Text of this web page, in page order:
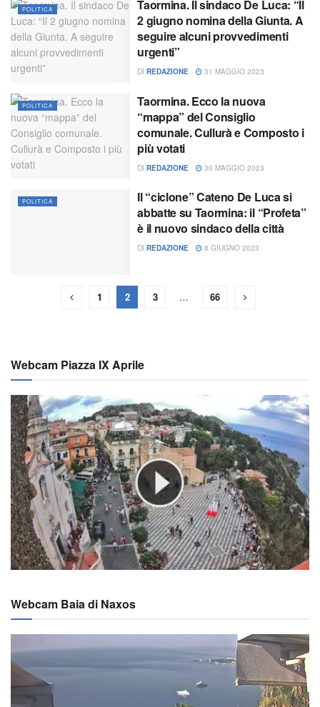
POLITICA
Taormina. Il sindaco De Luca: “Il
2 giugno nomina della Giunta. A
seguire alcuni provvedimenti
urgenti”
DI REDAZIONE 31 MAGGIO 2023
POLITICA
Taormina. Ecco la nuova
“mappa” del Consiglio
comunale. Cullurà e Composto i
più votati
DI REDAZIONE 30 MAGGIO 2023
POLITICA
Il “ciclone” Cateno De Luca si
abbatte su Taormina: il “Profeta”
è il nuovo sindaco della città
DI REDAZIONE 8 GIUGNO 2023
1 2 3 … 66
Webcam Piazza IX Aprile
Webcam Baia di Naxos